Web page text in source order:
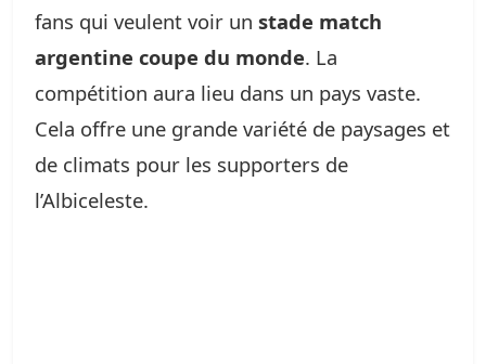
fans qui veulent voir un stade match
argentine coupe du monde. La
compétition aura lieu dans un pays vaste.
Cela offre une grande variété de paysages et
de climats pour les supporters de
l’Albiceleste.